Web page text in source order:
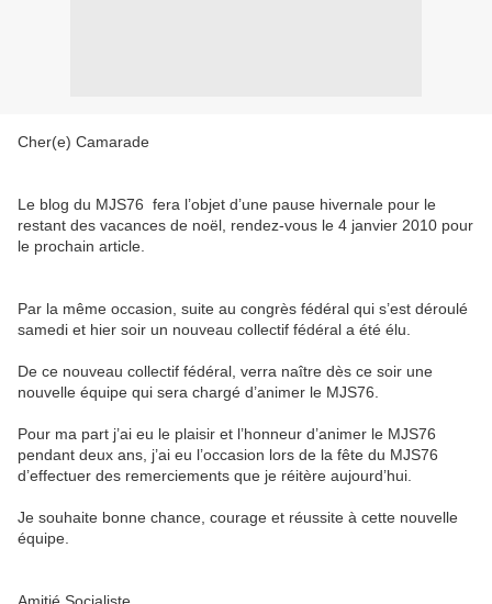
Cher(e) Camarade
Le blog du MJS76 fera l’objet d’une pause hivernale pour le
restant des vacances de noël, rendez-vous le 4 janvier 2010 pour
le prochain article.
Par la même occasion, suite au congrès fédéral qui s’est déroulé
samedi et hier soir un nouveau collectif fédéral a été élu.
De ce nouveau collectif fédéral, verra naître dès ce soir une
nouvelle équipe qui sera chargé d’animer le MJS76.
Pour ma part j’ai eu le plaisir et l’honneur d’animer le MJS76
pendant deux ans, j’ai eu l’occasion lors de la fête du MJS76
d’effectuer des remerciements que je réitère aujourd’hui.
Je souhaite bonne chance, courage et réussite à cette nouvelle
équipe.